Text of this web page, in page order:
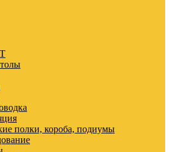
полки, короба, подиумы